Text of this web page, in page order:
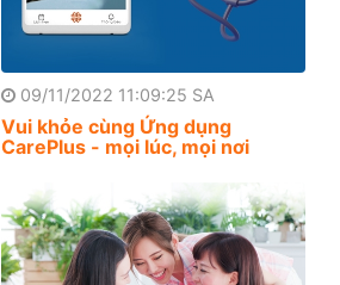
09/11/2022 11:09:25 SA
Vui khỏe cùng Ứng dụng
CarePlus - mọi lúc, mọi nơi